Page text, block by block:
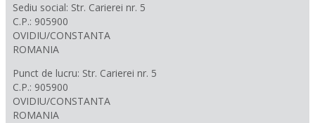
Sediu social: Str. Carierei nr. 5
C.P.: 905900
OVIDIU/CONSTANTA
ROMANIA
Punct de lucru: Str. Carierei nr. 5
C.P.: 905900
OVIDIU/CONSTANTA
ROMANIA